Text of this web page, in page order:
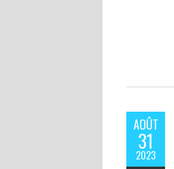
AOÛT
31
2023